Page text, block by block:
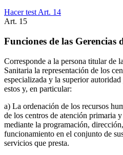
Hacer test Art. 14
Art. 15
Funciones de las Gerencias
Corresponde a la persona titular de
Sanitaria la representación de los
especializada y la superior
estos y, en particular:
a) La ordenación de los recursos
de los centros de atención primaria
mediante la programación,
funcionamiento en el conjunto de
servicios que presta.